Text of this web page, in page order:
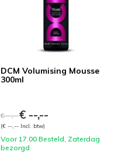
DCM Volumising Mousse
300ml
€ --,--€ --,--
(€ --,-- Incl. btw)
Voor 17.00 Besteld, Zaterdag
bezorgd